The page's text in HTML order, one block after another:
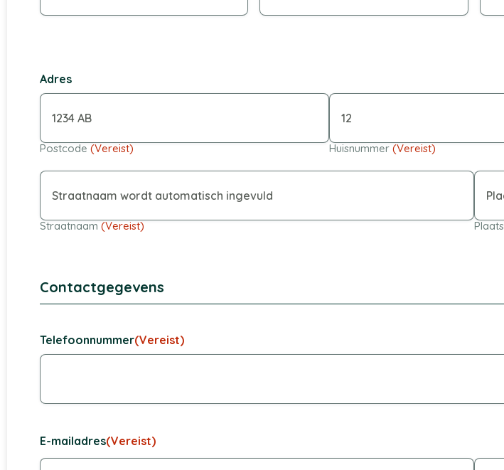
Adres
Postcode (Vereist) Huisnummer(Vereist)
Straatnaam (Vereist) Plaats
Contactgegevens
Telefoonnummer(Vereist)
E-mailadres(Vereist)